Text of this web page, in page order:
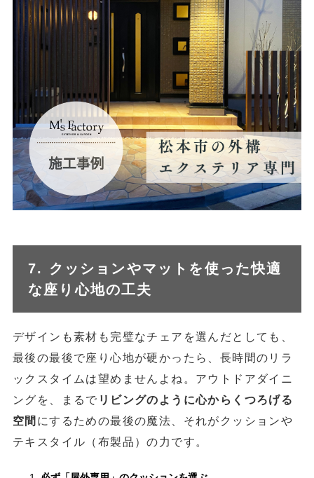
7. クッションやマットを使った快適
な座り心地の工夫
デザインも素材も完璧なチェアを選んだとしても、
最後の最後で座り心地が硬かったら、長時間のリラ
ックスタイムは望めませんよね。アウトドアダイニ
ングを、まるで リビングのように心からくつろげる
空間 にするための最後の魔法、それがクッションや
テキスタイル（布製品）の力です。